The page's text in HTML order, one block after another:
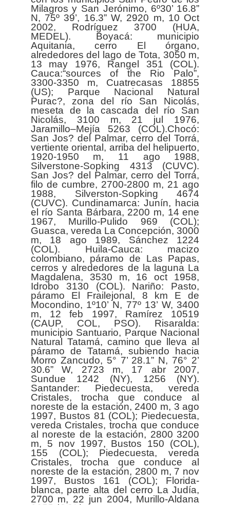
Milagros y San Jerónimo, 6º30’ 16.8”
N, 75º 39’, 16.3” W, 2920 m, 10 Oct
2002, Rodríguez 3700 (HUA,
MEDEL). Boyacá: municipio
Aquitania, cerro El órgano,
alrededores del lago de Tota, 3050 m,
13 may 1976, Rangel 351 (COL).
Cauca:“sources of the Rio Palo”,
3300-3350 m, Cuatrecasas 18855
(US); Parque Nacional Natural
Purac?, zona del río San Nicolás,
meseta de la cascada del río San
Nicolás, 3100 m, 21 jul 1976,
Jaramillo–Mejía 5263 (COL).Chocó:
San Jos? del Palmar, cerro del Torrá,
vertiente oriental, arriba del helipuerto,
1920-1950 m, 11 ago 1988,
Silverstone-Sopking 4313 (CUVC).
San Jos? del Palmar, cerro del Torrá,
filo de cumbre, 2700-2800 m, 21 ago
1988, Silverston-Sopking 4674
(CUVC). Cundinamarca: Junín, hacia
el río Santa Bárbara, 2200 m, 14 ene
1967, Murillo-Pulido 969 (COL);
Guasca, vereda La Concepción, 3000
m, 18 ago 1989, Sánchez 1224
(COL). Huila-Cauca: macizo
colombiano, páramo de Las Papas,
cerros y alrededores de la laguna La
Magdalena, 3530 m, 16 oct 1958,
Idrobo 3130 (COL). Nariño: Pasto,
páramo El Frailejonal, 8 km E de
Mocondino, 1º10’ N, 77º 13’ W, 3400
m, 12 feb 1997, Ramírez 10519
(CAUP, COL, PSO). Risaralda:
municipio Santuario, Parque Nacional
Natural Tatamá, camino que lleva al
páramo de Tatamá, subiendo hacia
Morro Zancudo, 5° 7’ 28.1” N, 76° 2’
30.6” W, 2723 m, 17 abr 2007,
Sundue 1242 (NY), 1256 (NY).
Santander: Piedecuesta, vereda
Cristales, trocha que conduce al
noreste de la estación, 2400 m, 3 ago
1997, Bustos 81 (COL); Piedecuesta,
vereda Cristales, trocha que conduce
al noreste de la estación, 2800 3200
m, 5 nov 1997, Bustos 150 (COL),
155 (COL); Piedecuesta, vereda
Cristales, trocha que conduce al
noreste de la estación, 2800 m, 7 nov
1997, Bustos 161 (COL); Florida-
blanca, parte alta del cerro La Judía,
2700 m, 22 jun 2004, Murillo-Aldana